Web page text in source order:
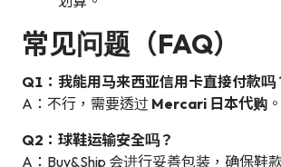
常见问题（FAQ）
Q1：我能用马来西亚信用卡直接付款吗
A：不行，需要透过 Mercari 日本代购 。
Q2：球鞋运输安全吗？
A：Buy&Ship 会进行妥善包装，确保鞋